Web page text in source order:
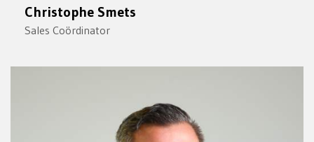
Christophe Smets
Sales Coördinator